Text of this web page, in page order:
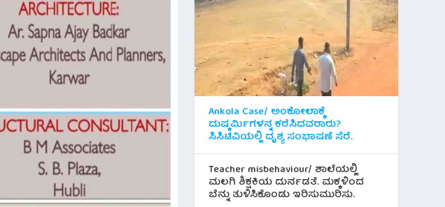
Ankola Case/ ಅಂಕೋಲಾಕ್ಕೆ
ದುಷ್ಕರ್ಮಿಗಳನ್ನ ಕರೆಸಿದವರಾರು?
ಸಿಸಿಟಿವಿಯಲ್ಲಿ ದೃಶ್ಯ ಸಂಭಾಷಣೆ ಸೆರೆ.
Teacher misbehaviour/ ಶಾಲೆಯಲ್ಲಿ
ಮಲಗಿ ಶಿಕ್ಷಕಿಯ ದುರ್ನಡತೆ. ಮಕ್ಕಳಿಂದ
ಬೆನ್ನು ತುಳಿಸಿಕೊಂಡು ಇರಿಸುಮುರಿಸು.